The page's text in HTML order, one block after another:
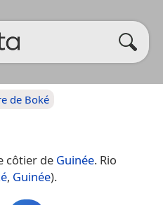
de Boké
côtier de Guinée. Rio
, Guinée).